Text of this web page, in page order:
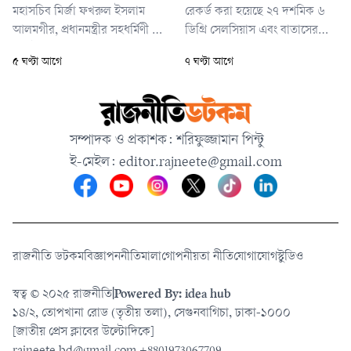
মহাসচিব মির্জা ফখরুল ইসলাম
আলমগীর, প্রধানমন্ত্রীর সহধর্মিণী ডা.
অধ্যাপক ডা. হারুন আল রশীদ,
শাকিল প্রমুখ উপস্থিত ছিলেন।
৫ ঘণ্টা আগে
রেকর্ড করা হয়েছে ২৭ দশমিক ৬
ডিগ্রি সেলসিয়াস এবং বাতাসের
ঢাকায় আজকের সর্বনিম্ন তাপমাত্রা
সেলসিয়াস। এর আগে শুক্রবার
ঢাকার সর্বোচ্চ তাপমাত্রা রেকর্ড করা
হয়েছিল ৩২ দশমিক ২ ডিগ্রি
সেলসিয়াস। গত ২৪ ঘণ্টায়
রাজধানীতে
৭ ঘণ্টা আগে
সম্পাদক ও প্রকাশক: শরিফুজ্জামান পিন্টু
ই-মেইল: editor.rajneete@gmail.com
রাজনীতি ডটকমবিজ্ঞাপননীতিমালাগোপনীয়তা নীতিযোগাযোগস্টুডিও
স্বত্ব © ২০২৫ রাজনীতিPowered By: idea hub
১৪/২, তোপখানা রোড (তৃতীয় তলা), সেগুনবাগিচা, ঢাকা-১০০০
[জাতীয় প্রেস ক্লাবের উল্টোদিকে]